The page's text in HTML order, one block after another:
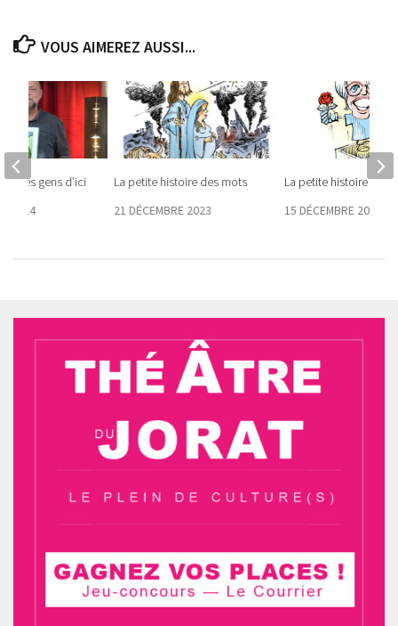
VOUS AIMEREZ AUSSI...
La petite histoire des mots
21 DÉCEMBRE 2023
La petite histoire des
15 DÉCEMBRE 2022
des gens d’ici
2024